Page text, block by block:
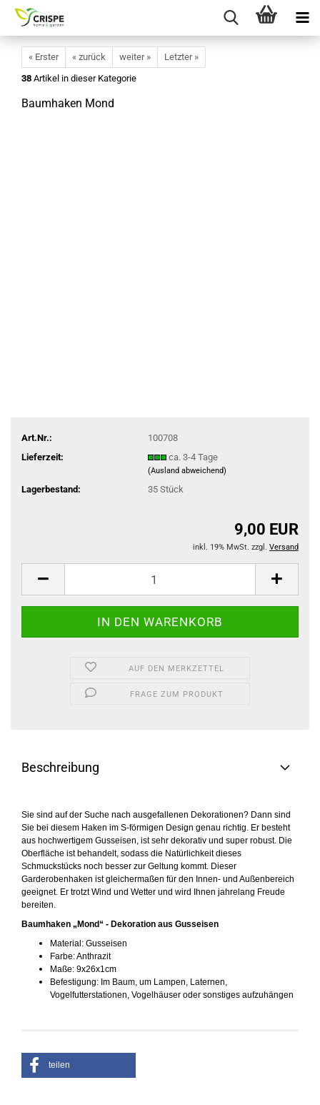
« Erster « zurück weiter »
Letzter »
38 Artikel in dieser Kategorie
Baumhaken Mond
Art.Nr.:
100708
Lieferzeit:
ca. 3-4 Tage
(Ausland abweichend)
Lagerbestand: 35 Stück
9,00 EUR
inkl. 19% MwSt. zzgl. Versand
AUF DEN MERKZETTEL
FRAGE ZUM PRODUKT
Beschreibung
Sie sind auf der Suche nach ausgefallenen Dekorationen? Dann sind
Sie bei diesem Haken im S-förmigen Design genau richtig. Er besteht
aus hochwertigem Gusseisen, ist sehr dekorativ und super robust. Die
Oberfläche ist behandelt, sodass die Natürlichkeit dieses
Schmuckstücks noch besser zur Geltung kommt. Dieser
Garderobenhaken ist gleichermaßen für den Innen- und Außenbereich
geeignet. Er trotzt Wind und Wetter und wird Ihnen jahrelang Freude
bereiten.
Baumhaken „Mond“ - Dekoration aus Gusseisen
Material: Gusseisen
Farbe: Anthrazit
Maße: 9x26x1cm
Befestigung: Im Baum, um Lampen, Laternen,
Vogelfutterstationen, Vogelhäuser oder sonstiges aufzuhängen
teilen